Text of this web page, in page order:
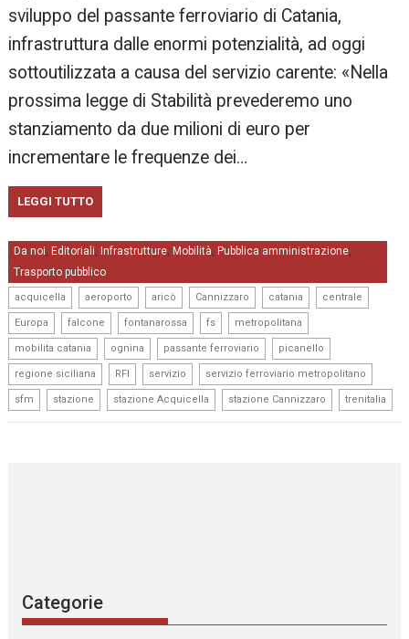
sviluppo del passante ferroviario di Catania,
infrastruttura dalle enormi potenzialità, ad oggi
sottoutilizzata a causa del servizio carente: «Nella
prossima legge di Stabilità prevederemo uno
stanziamento da due milioni di euro per
incrementare le frequenze dei…
LEGGI TUTTO
Da noi, Editoriali, Infrastrutture, Mobilità, Pubblica amministrazione,
Trasporto pubblico
acquicella aeroporto aricò Cannizzaro catania centrale
Europa falcone fontanarossa fs metropolitana
mobilita catania ognina passante ferroviario picanello
regione siciliana RFI servizio servizio ferroviario metropolitano
sfm stazione stazione Acquicella stazione Cannizzaro trenitalia
Categorie